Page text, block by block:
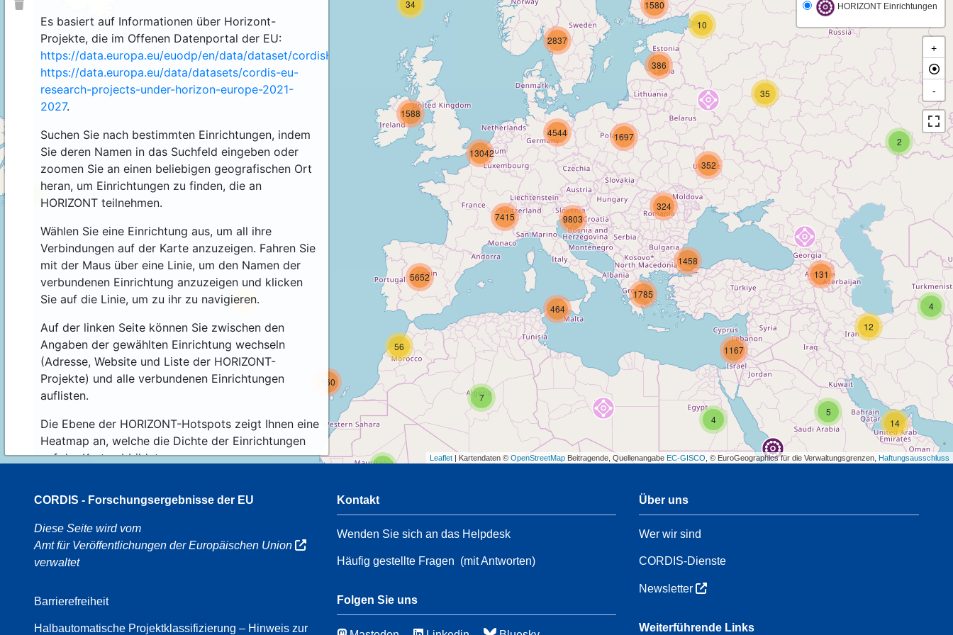
Es basiert auf Informationen über Horizont-
Projekte, die im Offenen Datenportal der EU:
https://data.europa.eu/euodp/en/data/dataset/cordisH2020projects.
https://data.europa.eu/data/datasets/cordis-eu-
research-projects-under-horizon-europe-2021-
2027.
Suchen Sie nach bestimmten Einrichtungen, indem
Sie deren Namen in das Suchfeld eingeben oder
zoomen Sie an einen beliebigen geografischen Ort
heran, um Einrichtungen zu finden, die an
HORIZONT teilnehmen.
Wählen Sie eine Einrichtung aus, um all ihre
Verbindungen auf der Karte anzuzeigen. Fahren Sie
mit der Maus über eine Linie, um den Namen der
verbundenen Einrichtung anzuzeigen und klicken
Sie auf die Linie, um zu ihr zu navigieren.
Auf der linken Seite können Sie zwischen den
Angaben der gewählten Einrichtung wechseln
(Adresse, Website und Liste der HORIZONT-
Projekte) und alle verbundenen Einrichtungen
auflisten.
Die Ebene der HORIZONT-Hotspots zeigt Ihnen eine
Heatmap an, welche die Dichte der Einrichtungen
auf der Karte abbildet.
7
2
160
44
5
153
10
1580
56
5652
2837
34
1588
13042
464
324
4544 1697
7415 9803
2
4
5
14
35
386
352
4
1785
12
131
1167
1458
HORIZONT Einrichtungen
+
-
Leaflet | Kartendaten © OpenStreetMap Beitragende, Quellenangabe EC-GISCO , © EuroGeographics für die Verwaltungsgrenzen, Haftungsausschluss
CORDIS - Forschungsergebnisse der EU
Diese Seite wird vom
Amt für Veröffentlichungen der Europäischen Union
verwaltet
Barrierefreiheit
Halbautomatische Projektklassifizierung – Hinweis zur
Kontakt
Wenden Sie sich an das Helpdesk
Häufig gestellte Fragen (mit Antworten)
Folgen Sie uns
Über uns
Wer wir sind
CORDIS-Dienste
Newsletter
Weiterführende Links